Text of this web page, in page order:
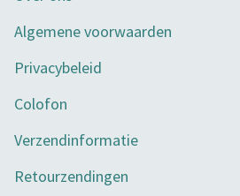
Algemene voorwaarden
Privacybeleid
Colofon
Verzendinformatie
Retourzendingen